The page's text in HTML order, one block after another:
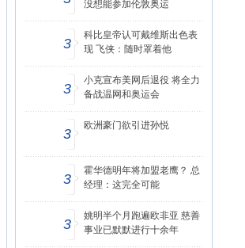
没想能参加伦敦奥运
3
科比皇帝认可戴维斯出色表
现 飞侠：随时罩着他
3
小克宣布美网后退役 将全力
备战温网和奥运会
3
欧洲豪门欲引进孙悦
3
霍华德明年将加盟老鹰？ 总
经理：这完全可能
3
姚明半个月跑遍欧非亚 慈善
事业已默默进行十余年